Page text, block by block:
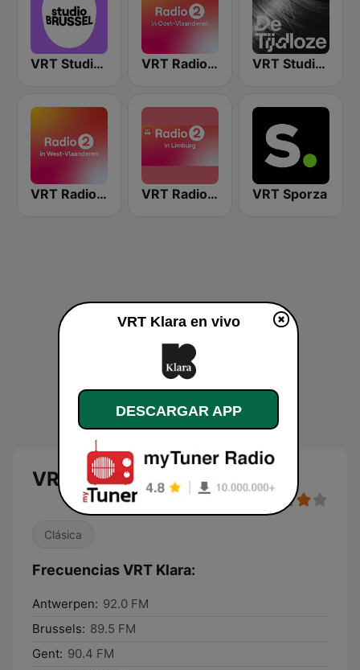
VRT Studio Brussel VRT Radio 2 Oost-Vlaanderen VRT Studio Brussel - De Tijdloze
VRT Radio 2 West-Vlaanderen VRT Radio 2 Limburg VRT Sporza
VRT Klara
Clásica
Frecuencias VRT Klara:
Antwerpen: 92.0 FM
Brussels: 89.5 FM
Gent: 90.4 FM
VRT Klara en vivo
DESCARGAR APP